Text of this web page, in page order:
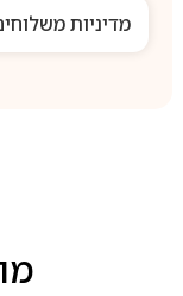
מדיניות